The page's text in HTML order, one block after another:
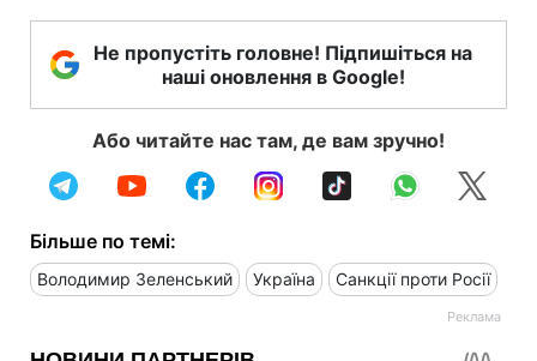
Не пропустіть головне! Підпишіться на
наші оновлення в Google!
Або читайте нас там, де вам зручно!
Більше по темі:
Володимир Зеленський Україна Санкції проти Росії